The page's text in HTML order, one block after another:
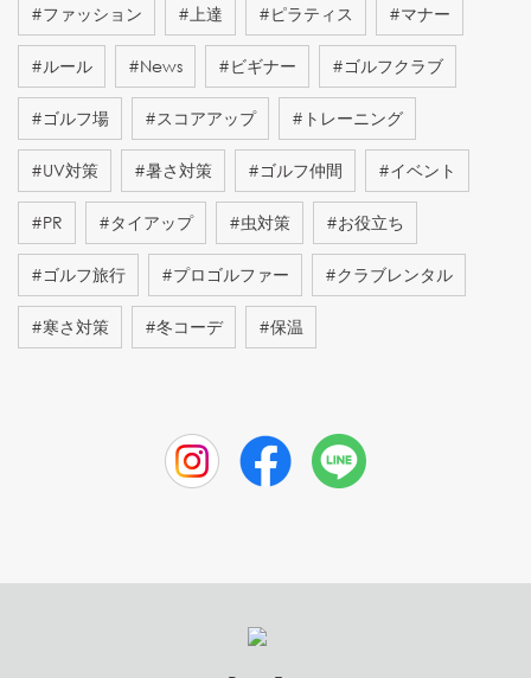
#ファッション # 上達 #ピラティス #マナー
#ルール #News #ビギナー #ゴルフクラブ
#ゴルフ場 #スコアアップ # トレーニング
#UV対策 #暑さ対策 #ゴルフ仲間 #イベント
#PR #タイアップ #虫対策 #お役立ち
#ゴルフ旅行 #プロゴルファー #クラブレンタル
#寒さ対策 #冬コーデ #保温